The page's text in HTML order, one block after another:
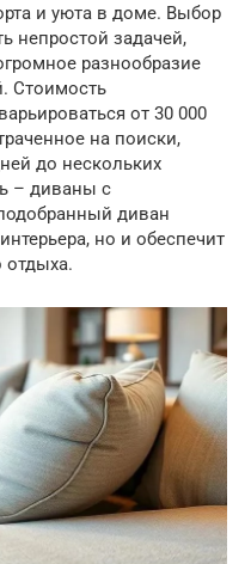
и уюта в доме. Выбор
непростой задачей,
разнообразие
Стоимость
от 30 000
на поиски,
до нескольких
– диваны с
диван
но и обеспечит
отдыха.